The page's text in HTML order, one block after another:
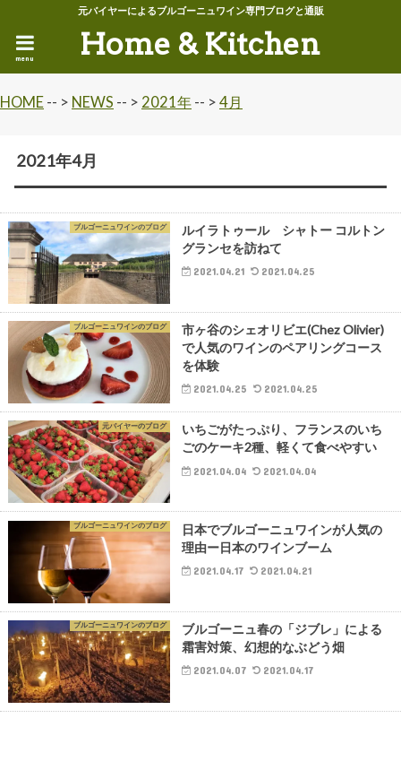
元バイヤーによるブルゴーニュワイン専門ブログと通販
Home & Kitchen
menu
HOME -- > NEWS -- > 2021年 -- > 4月
2021年4月
ブルゴーニュワインのブログ
ルイラトゥール シャトー コルトン
グランセを訪ねて
2021.04.21 2021.04.25
ブルゴーニュワインのブログ
市ヶ谷のシェオリビエ(Chez Olivier)
で人気のワインのペアリングコース
を体験
2021.04.25 2021.04.25
元バイヤーのブログ
いちごがたっぷり、フランスのいち
ごのケーキ2種、軽くて食べやすい
2021.04.04 2021.04.04
ブルゴーニュワインのブログ
日本でブルゴーニュワインが人気の
理由ー日本のワインブーム
2021.04.17 2021.04.21
ブルゴーニュワインのブログ
ブルゴーニュ春の「ジブレ」による
霜害対策、幻想的なぶどう畑
2021.04.07 2021.04.17